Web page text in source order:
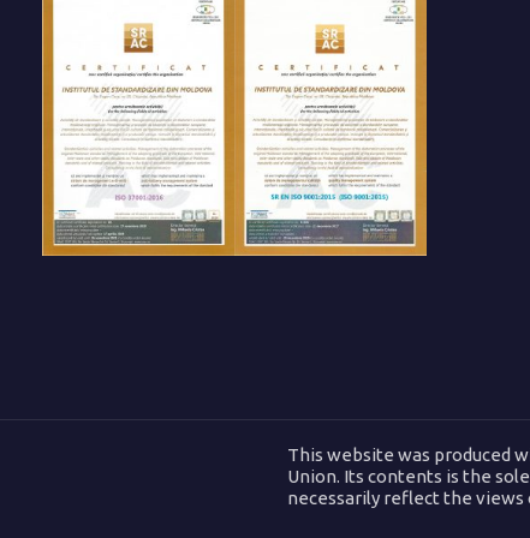
This website was produced
Union. Its contents is the
necessarily reflect the views